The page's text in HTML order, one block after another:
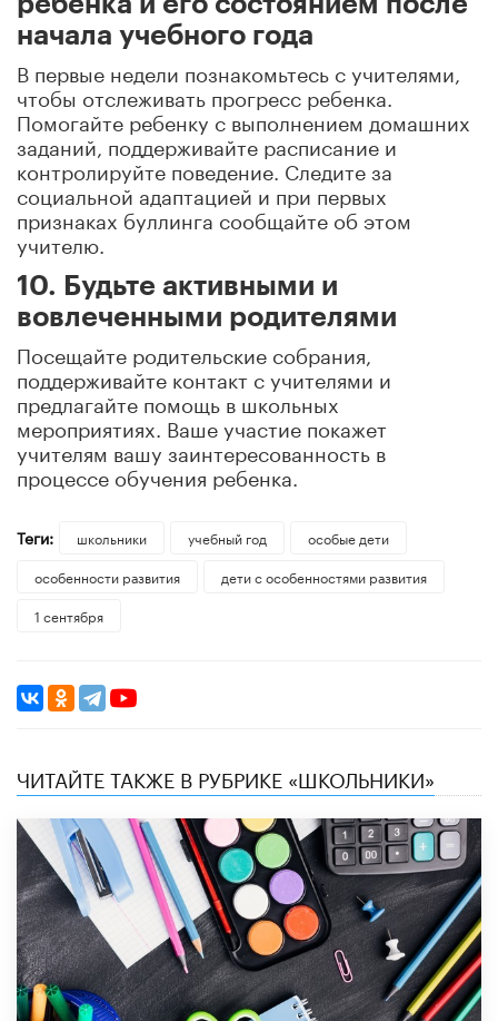
начала учебного года
В первые недели познакомьтесь с учителями,
чтобы отслеживать прогресс ребенка.
Помогайте ребенку с выполнением домашних
заданий, поддерживайте расписание и
контролируйте поведение. Следите за
социальной адаптацией и при первых
признаках буллинга сообщайте об этом
учителю.
10. Будьте активными и
вовлеченными родителями
Посещайте родительские собрания,
поддерживайте контакт с учителями и
предлагайте помощь в школьных
мероприятиях. Ваше участие покажет
учителям вашу заинтересованность в
процессе обучения ребенка.
Теги: школьники учебный год
особые дети
особенности развития
дети с особенностями развития
1 сентября
ЧИТАЙТЕ ТАКЖЕ В РУБРИКЕ «ШКОЛЬНИКИ»